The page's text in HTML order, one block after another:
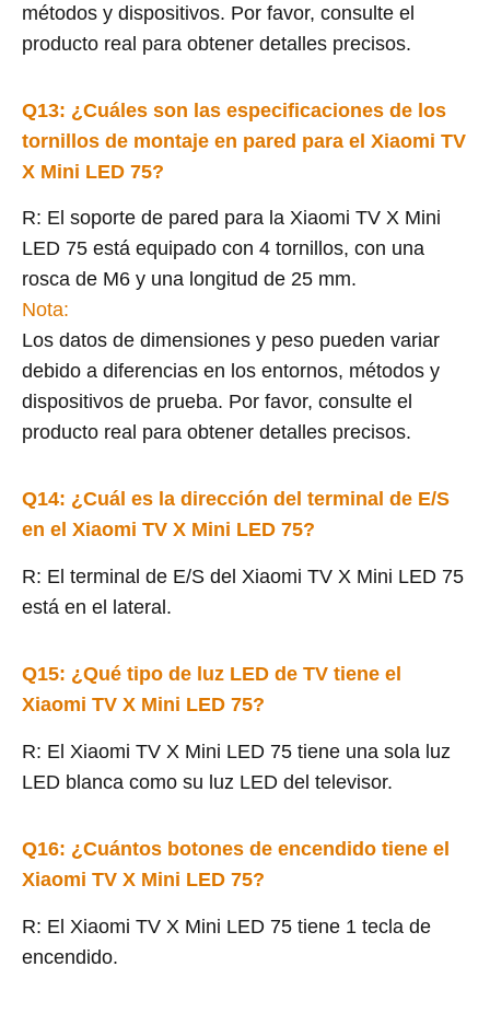
métodos y dispositivos. Por favor, consulte el
producto real para obtener detalles precisos.
Q13: ¿Cuáles son las especificaciones de los
tornillos de montaje en pared para el Xiaomi TV
X Mini LED 75?
R: El soporte de pared para la Xiaomi TV X Mini
LED 75 está equipado con 4 tornillos, con una
rosca de M6 y una longitud de 25 mm.
Nota:
Los datos de dimensiones y peso pueden variar
debido a diferencias en los entornos, métodos y
dispositivos de prueba. Por favor, consulte el
producto real para obtener detalles precisos.
Q14: ¿Cuál es la dirección del terminal de E/S
en el Xiaomi TV X Mini LED 75?
R: El terminal de E/S del Xiaomi TV X Mini LED 75
está en el lateral.
Q15: ¿Qué tipo de luz LED de TV tiene el
Xiaomi TV X Mini LED 75?
R: El Xiaomi TV X Mini LED 75 tiene una sola luz
LED blanca como su luz LED del televisor.
Q16: ¿Cuántos botones de encendido tiene el
Xiaomi TV X Mini LED 75?
R: El Xiaomi TV X Mini LED 75 tiene 1 tecla de
encendido.